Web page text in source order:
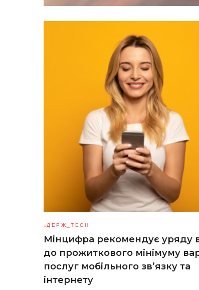
ДЕРЖ_TECH
Мінцифра рекомендує уряду
до прожиткового мінімуму
послуг мобільного зв’язку та
інтернету